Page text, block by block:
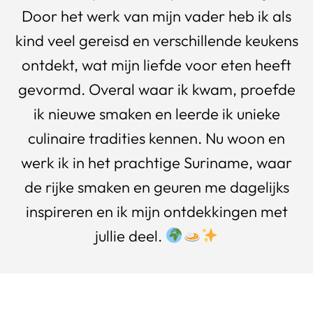
Door het werk van mijn vader heb ik als
kind veel gereisd en verschillende keukens
ontdekt, wat mijn liefde voor eten heeft
gevormd. Overal waar ik kwam, proefde
ik nieuwe smaken en leerde ik unieke
culinaire tradities kennen. Nu woon en
werk ik in het prachtige Suriname, waar
de rijke smaken en geuren me dagelijks
inspireren en ik mijn ontdekkingen met
jullie deel.